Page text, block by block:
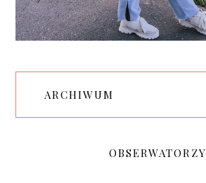
ARCHIWUM
OBSERWATORZY